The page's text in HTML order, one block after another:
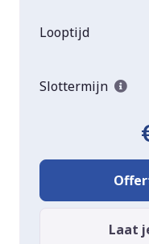
Looptijd
Slottermijn
Laat